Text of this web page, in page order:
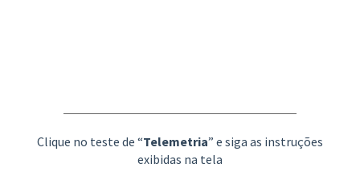
Clique no teste de “Telemetria” e siga as instruções
exibidas na tela